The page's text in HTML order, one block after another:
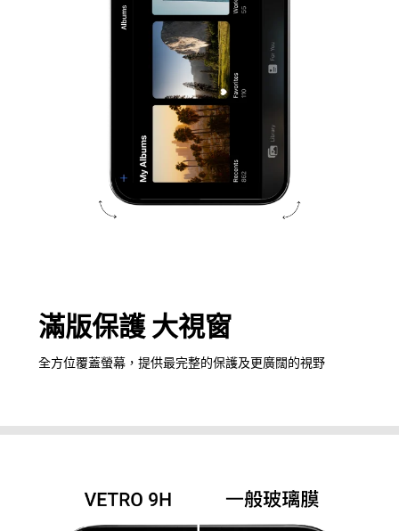
滿版保護 大視窗
全方位覆蓋螢幕，提供最完整的保護及更廣闊的視野